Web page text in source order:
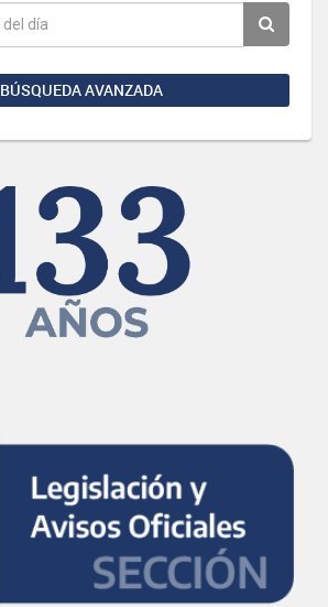
BÚSQUEDA AVANZADA